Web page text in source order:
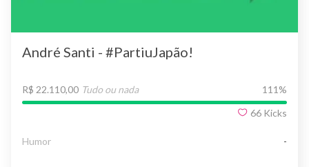
André Santi - #PartiuJapão!
R$ 22.110,00 Tudo ou nada 111 %
66 Kicks
Humor -